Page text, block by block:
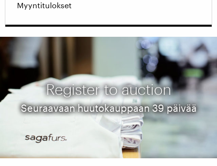
Myyntitulokset
Register to auction
Seuraavaan huutokauppaan 39 päivää